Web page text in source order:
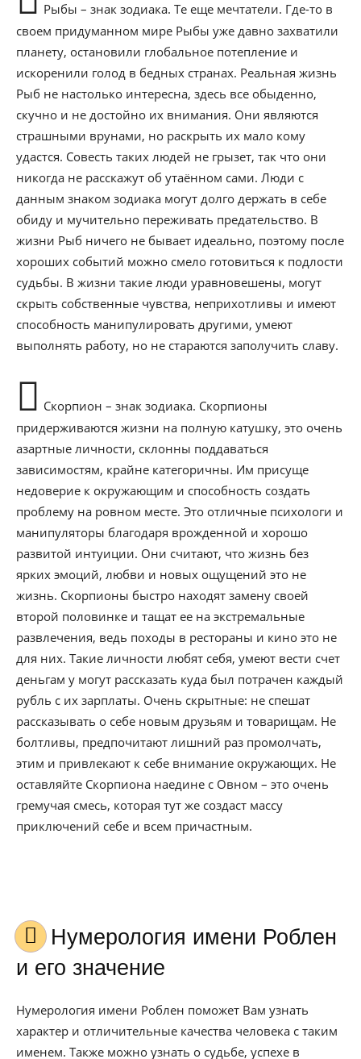
Рыбы – знак зодиака. Те еще мечтатели. Где-то в
своем придуманном мире Рыбы уже давно захватили
планету, остановили глобальное потепление и
искоренили голод в бедных странах. Реальная жизнь
Рыб не настолько интересна, здесь все обыденно,
скучно и не достойно их внимания. Они являются
страшными врунами, но раскрыть их мало кому
удастся. Совесть таких людей не грызет, так что они
никогда не расскажут об утаённом сами. Люди с
данным знаком зодиака могут долго держать в себе
обиду и мучительно переживать предательство. В
жизни Рыб ничего не бывает идеально, поэтому после
хороших событий можно смело готовиться к подлости
судьбы. В жизни такие люди уравновешены, могут
скрыть собственные чувства, неприхотливы и имеют
способность манипулировать другими, умеют
выполнять работу, но не стараются заполучить славу.
Скорпион – знак зодиака. Скорпионы
придерживаются жизни на полную катушку, это очень
азартные личности, склонны поддаваться
зависимостям, крайне категоричны. Им присуще
недоверие к окружающим и способность создать
проблему на ровном месте. Это отличные психологи и
манипуляторы благодаря врожденной и хорошо
развитой интуиции. Они считают, что жизнь без
ярких эмоций, любви и новых ощущений это не
жизнь. Скорпионы быстро находят замену своей
второй половинке и тащат ее на экстремальные
развлечения, ведь походы в рестораны и кино это не
для них. Такие личности любят себя, умеют вести счет
деньгам у могут рассказать куда был потрачен каждый
рубль с их зарплаты. Очень скрытные: не спешат
рассказывать о себе новым друзьям и товарищам. Не
болтливы, предпочитают лишний раз промолчать,
этим и привлекают к себе внимание окружающих. Не
оставляйте Скорпиона наедине с Овном – это очень
гремучая смесь, которая тут же создаст массу
приключений себе и всем причастным.
Нумерология имени Роблен
и его значение
Нумерология имени Роблен поможет Вам узнать
характер и отличительные качества человека с таким
именем. Также можно узнать о судьбе, успехе в